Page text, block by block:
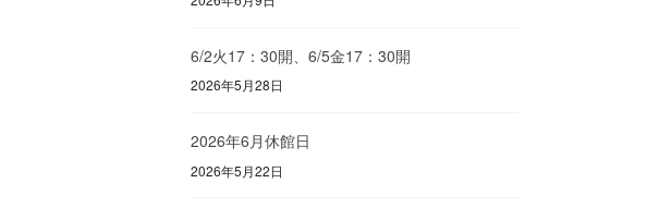
6/2火17：30開、6/5金17：30開
2026年5月28日
2026年6月休館日
2026年5月22日